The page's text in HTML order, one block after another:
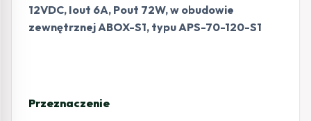
12VDC, Iout 6A, Pout 72W, w obudowie
zewnętrznej ABOX-S1, typu APS-70-120-S1
Przeznaczenie